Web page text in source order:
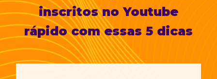
inscritos no Youtube
rápido com essas 5 dicas